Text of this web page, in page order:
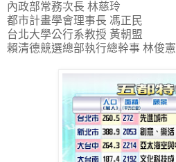
內政部常務次長 林慈玲
都市計畫學會理事長 馮正民
台北大學公行系教授 黃朝盟
賴清德競選總部執行總幹事 林俊憲